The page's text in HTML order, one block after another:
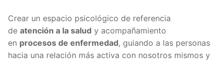
Crear un espacio psicológico de referencia
de atención a la salud y acompañamiento
en procesos de enfermedad, guiando a las personas
hacia una relación más activa con nosotros mismos y